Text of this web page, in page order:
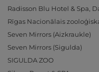
Radisson Blu Hotel & Spa,
Rīgas Nacionālais
Seven Mirrors (Aizkraukle)
Seven Mirrors (Sigulda)
SIGULDA ZOO